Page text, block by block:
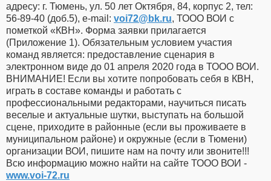
адресу: г. Тюмень, ул. 50 лет Октября, 84, корпус 2, тел:
56-89-40 (доб.5), e-mail: voi72​@ ​bk.ru, ТООО ВОИ с
пометкой «КВН». Форма заявки прилагается
(Приложение 1). Обязательным условием участия
команд является: предоставление сценария в
электронном виде до 01 апреля 2020 года в ТООО ВОИ.
ВНИМАНИЕ! Если вы хотите попробовать себя в КВН,
играть в составе команды и работать с
профессиональными редакторами, научиться писать
веселые и актуальные шутки, выступать на большой
сцене, приходите в районные (если вы проживаете в
муниципальном районе) и окружные (если в Тюмени)
организации ВОИ, пишите нам на почту или звоните!!!
Всю информацию можно найти на сайте ТООО ВОИ -
www.voi-72.ru